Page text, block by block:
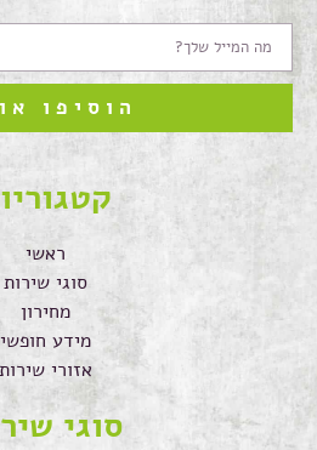
הוסיפו
ראשי
סוגי שירות
מחירון
מידע חופשי
אזורי שירות
סוגי